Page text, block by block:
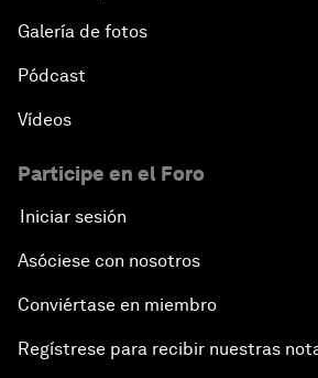
Galería de fotos
Pódcast
Vídeos
Participe en el Foro
Iniciar sesión
Asóciese con nosotros
Conviértase en miembro
Regístrese para recibir nuestras